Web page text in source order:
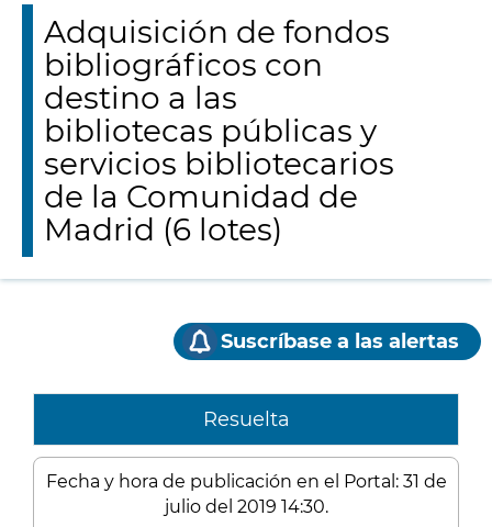
Adquisición de fondos
bibliográficos con
destino a las
bibliotecas públicas y
servicios bibliotecarios
de la Comunidad de
Madrid (6 lotes)
Suscríbase a las alertas
Resuelta
Fecha y hora de publicación en el Portal: 31 de
julio del 2019 14:30.